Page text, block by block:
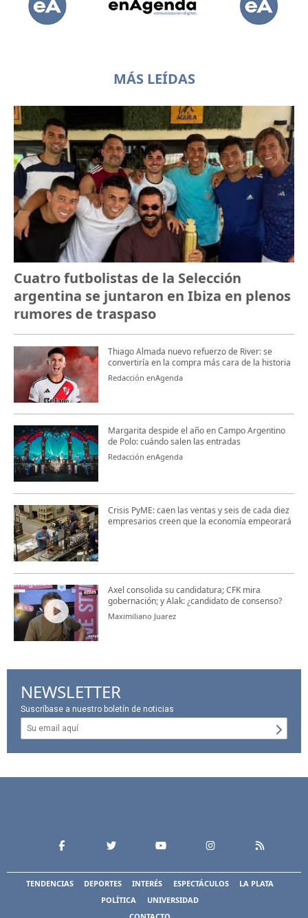
MÁS LEÍDAS
Cuatro futbolistas de la Selección
argentina se juntaron en Ibiza en plenos
rumores de traspaso
Thiago Almada nuevo refuerzo de River: se
convertiría en la compra más cara de la historia
Redacción enAgenda
Margarita despide el año en Campo Argentino
de Polo: cuándo salen las entradas
Redacción enAgenda
Crisis PyME: caen las ventas y seis de cada diez
empresarios creen que la economía empeorará
Axel consolida su candidatura; CFK mira
gobernación; y Alak: ¿candidato de consenso?
Maximiliano Juarez
NEWSLETTER
Suscríbase a nuestro boletín de noticias
TENDENCIAS DEPORTES INTERÉS ESPECTÁCULOS
LA PLATA
POLÍTICA
UNIVERSIDAD